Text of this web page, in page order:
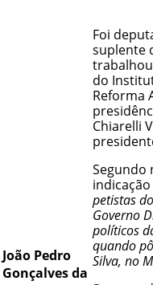
João Pedro
Gonçalves da
Foi
suplente
do
Reforma
Chiarelli
Segundo
indicação
petistas
Governo
políticos
quando
Silva, no